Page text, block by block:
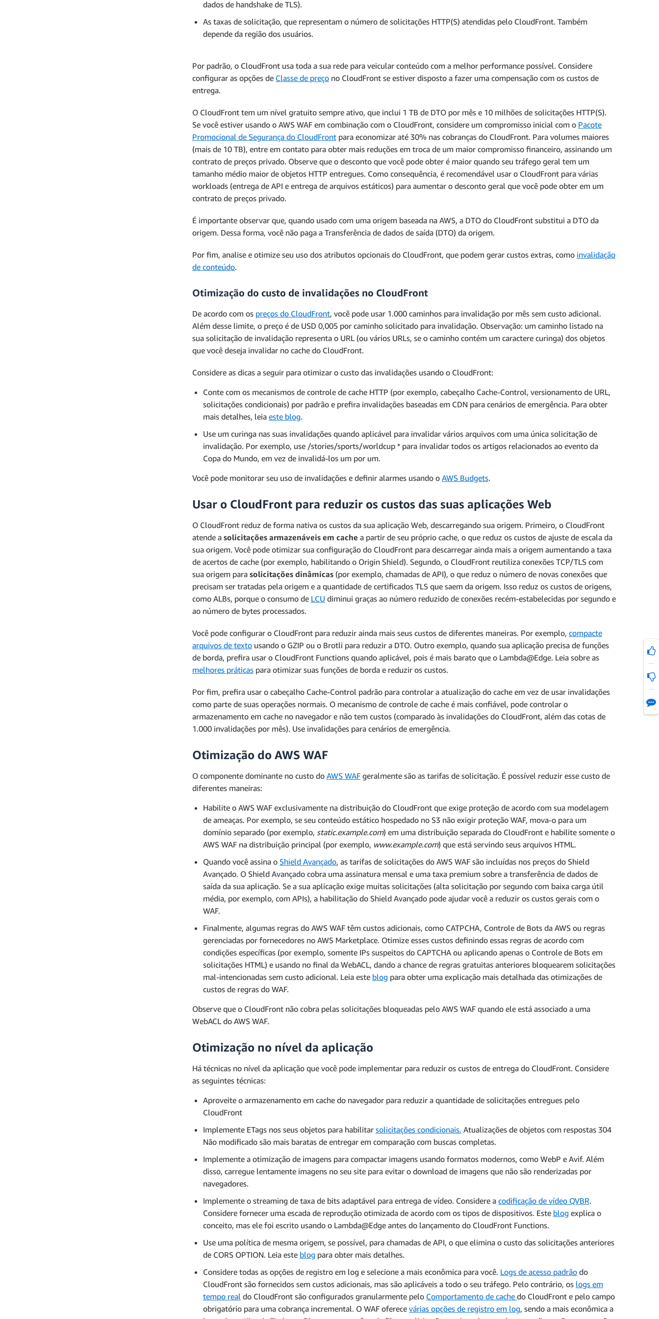
dados de handshake de TLS).
As taxas de solicitação, que representam o número de solicitações HTTP(S) atendidas pelo CloudFront. Também
depende da região dos usuários.
Por padrão, o CloudFront usa toda a sua rede para veicular conteúdo com a melhor performance possível. Considere
configurar as opções de Classe de preço no CloudFront se estiver disposto a fazer uma compensação com os custos de
entrega.
O CloudFront tem um nível gratuito sempre ativo, que inclui 1 TB de DTO por mês e 10 milhões de solicitações HTTP(S).
Se você estiver usando o AWS WAF em combinação com o CloudFront, considere um compromisso inicial com o Pacote
Promocional de Segurança do CloudFront para economizar até 30% nas cobranças do CloudFront. Para volumes maiores
(mais de 10 TB), entre em contato para obter mais reduções em troca de um maior compromisso financeiro, assinando um
contrato de preços privado. Observe que o desconto que você pode obter é maior quando seu tráfego geral tem um
tamanho médio maior de objetos HTTP entregues. Como consequência, é recomendável usar o CloudFront para várias
workloads (entrega de API e entrega de arquivos estáticos) para aumentar o desconto geral que você pode obter em um
contrato de preços privado.
É importante observar que, quando usado com uma origem baseada na AWS, a DTO do CloudFront substitui a DTO da
origem. Dessa forma, você não paga a Transferência de dados de saída (DTO) da origem.
Por fim, analise e otimize seu uso dos atributos opcionais do CloudFront, que podem gerar custos extras, como invalidação
de conteúdo.
Otimização do custo de invalidações no CloudFront
De acordo com os preços do CloudFront, você pode usar 1.000 caminhos para invalidação por mês sem custo adicional.
Além desse limite, o preço é de USD 0,005 por caminho solicitado para invalidação. Observação: um caminho listado na
sua solicitação de invalidação representa o URL (ou vários URLs, se o caminho contém um caractere curinga) dos objetos
que você deseja invalidar no cache do CloudFront.
Considere as dicas a seguir para otimizar o custo das invalidações usando o CloudFront:
Conte com os mecanismos de controle de cache HTTP (por exemplo, cabeçalho Cache-Control, versionamento de URL,
solicitações condicionais) por padrão e prefira invalidações baseadas em CDN para cenários de emergência. Para obter
mais detalhes, leia este blog.
Use um curinga nas suas invalidações quando aplicável para invalidar vários arquivos com uma única solicitação de
invalidação. Por exemplo, use /stories/sports/worldcup * para invalidar todos os artigos relacionados ao evento da
Copa do Mundo, em vez de invalidá-los um por um.
Você pode monitorar seu uso de invalidações e definir alarmes usando o AWS Budgets.
Usar o CloudFront para reduzir os custos das suas aplicações Web
O CloudFront reduz de forma nativa os custos da sua aplicação Web, descarregando sua origem. Primeiro, o CloudFront
atende a solicitações armazenáveis em cache a partir de seu próprio cache, o que reduz os custos de ajuste de escala da
sua origem. Você pode otimizar sua configuração do CloudFront para descarregar ainda mais a origem aumentando a taxa
de acertos de cache (por exemplo, habilitando o Origin Shield). Segundo, o CloudFront reutiliza conexões TCP/TLS com
sua origem para solicitações dinâmicas (por exemplo, chamadas de API), o que reduz o número de novas conexões que
precisam ser tratadas pela origem e a quantidade de certificados TLS que saem da origem. Isso reduz os custos de origens,
como ALBs, porque o consumo de LCU diminui graças ao número reduzido de conexões recém-estabelecidas por segundo e
ao número de bytes processados.
Você pode configurar o CloudFront para reduzir ainda mais seus custos de diferentes maneiras. Por exemplo, compacte
arquivos de texto usando o GZIP ou o Brotli para reduzir a DTO. Outro exemplo, quando sua aplicação precisa de funções
de borda, prefira usar o CloudFront Functions quando aplicável, pois é mais barato que o Lambda@Edge. Leia sobre as
melhores práticas para otimizar suas funções de borda e reduzir os custos.
Por fim, prefira usar o cabeçalho Cache-Control padrão para controlar a atualização do cache em vez de usar invalidações
como parte de suas operações normais. O mecanismo de controle de cache é mais confiável, pode controlar o
armazenamento em cache no navegador e não tem custos (comparado às invalidações do CloudFront, além das cotas de
1.000 invalidações por mês). Use invalidações para cenários de emergência.
Otimização do AWS WAF
O componente dominante no custo do AWS WAF geralmente são as tarifas de solicitação. É possível reduzir esse custo de
diferentes maneiras:
Habilite o AWS WAF exclusivamente na distribuição do CloudFront que exige proteção de acordo com sua modelagem
de ameaças. Por exemplo, se seu conteúdo estático hospedado no S3 não exigir proteção WAF, mova-o para um
domínio separado (por exemplo, static.example.com) em uma distribuição separada do CloudFront e habilite somente o
AWS WAF na distribuição principal (por exemplo, www.example.com) que está servindo seus arquivos HTML.
Quando você assina o Shield Avançado, as tarifas de solicitações do AWS WAF são incluídas nos preços do Shield
Avançado. O Shield Avançado cobra uma assinatura mensal e uma taxa premium sobre a transferência de dados de
saída da sua aplicação. Se a sua aplicação exige muitas solicitações (alta solicitação por segundo com baixa carga útil
média, por exemplo, com APIs), a habilitação do Shield Avançado pode ajudar você a reduzir os custos gerais com o
WAF.
Finalmente, algumas regras do AWS WAF têm custos adicionais, como CATPCHA, Controle de Bots da AWS ou regras
gerenciadas por fornecedores no AWS Marketplace. Otimize esses custos definindo essas regras de acordo com
condições específicas (por exemplo, somente IPs suspeitos do CAPTCHA ou aplicando apenas o Controle de Bots em
solicitações HTML) e usando no final da WebACL, dando a chance de regras gratuitas anteriores bloquearem solicitações
mal-intencionadas sem custo adicional. Leia este blog para obter uma explicação mais detalhada das otimizações de
custos de regras do WAF.
Observe que o CloudFront não cobra pelas solicitações bloqueadas pelo AWS WAF quando ele está associado a uma
WebACL do AWS WAF.
Otimização no nível da aplicação
Há técnicas no nível da aplicação que você pode implementar para reduzir os custos de entrega do CloudFront. Considere
as seguintes técnicas:
Aproveite o armazenamento em cache do navegador para reduzir a quantidade de solicitações entregues pelo
CloudFront
Implemente ETags nos seus objetos para habilitar solicitações condicionais. Atualizações de objetos com respostas 304
Não modificado são mais baratas de entregar em comparação com buscas completas.
Implemente a otimização de imagens para compactar imagens usando formatos modernos, como WebP e Avif. Além
disso, carregue lentamente imagens no seu site para evitar o download de imagens que não são renderizadas por
navegadores.
Implemente o streaming de taxa de bits adaptável para entrega de vídeo. Considere a codificação de vídeo QVBR.
Considere fornecer uma escada de reprodução otimizada de acordo com os tipos de dispositivos. Este blog explica o
conceito, mas ele foi escrito usando o Lambda@Edge antes do lançamento do CloudFront Functions.
Use uma política de mesma origem, se possível, para chamadas de API, o que elimina o custo das solicitações anteriores
de CORS OPTION. Leia este blog para obter mais detalhes.
Considere todas as opções de registro em log e selecione a mais econômica para você. Logs de acesso padrão do
CloudFront são fornecidos sem custos adicionais, mas são aplicáveis a todo o seu tráfego. Pelo contrário, os logs em
tempo real do CloudFront são configurados granularmente pelo Comportamento de cache do CloudFront e pelo campo
obrigatório para uma cobrança incremental. O WAF oferece várias opções de registro em log, sendo a mais econômica a